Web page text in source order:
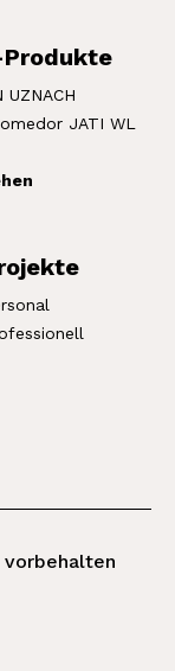
Produkte
UZNACH
JATI WL